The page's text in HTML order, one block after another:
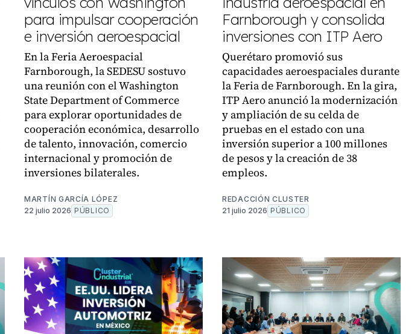
para impulsar cooperación
e inversión aeroespacial
En la Feria Aeroespacial
Farnborough, la SEDESU sostuvo
una reunión con el Washington
State Department of Commerce
para explorar oportunidades de
cooperación económica, desarrollo
de talento, innovación, comercio
internacional y promoción de
inversiones bilaterales.
MARTÍN GARCÍA LÓPEZ
22 julio 2026 PÚBLICO
Farnborough y consolida
inversiones con ITP Aero
Querétaro promovió sus
capacidades aeroespaciales durante
la Feria de Farnborough. En la gira,
ITP Aero anunció la modernización
y ampliación de su celda de
pruebas en el estado con una
inversión superior a 100 millones
de pesos y la creación de 38
empleos.
REDACCIÓN CLUSTER
21 julio 2026 PÚBLICO